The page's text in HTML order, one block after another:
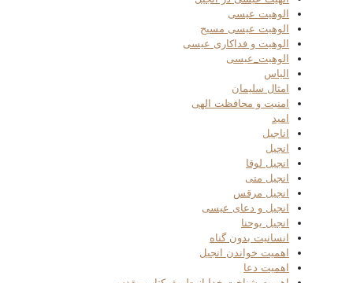
الوهیت عیسی
الوهیت عیسی مسیح
الوهیت و فداکاری عیسی
الوهیت_عیسی
الیاس
امثال سلیمان
امنیت و محافظت الهی
امید
اناجیل
انجیل
انجیل لوقا
انجیل متی
انجیل مرقس
انجیل و دعای عیسی
انجیل یوحنا
انسانیت بدون گناه
اهمیت خواندن انجیل
اهمیت دعا